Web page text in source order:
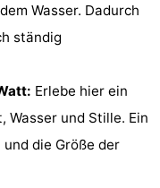
Wasser. Dadurch
ständig
Erlebe hier ein
Wasser und Stille. Ein
die Größe der